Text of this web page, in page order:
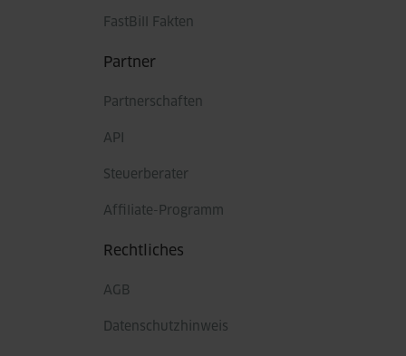
FastBill Fakten
Partner
Partnerschaften
API
Steuerberater
Affiliate-Programm
Rechtliches
AGB
Datenschutzhinweis